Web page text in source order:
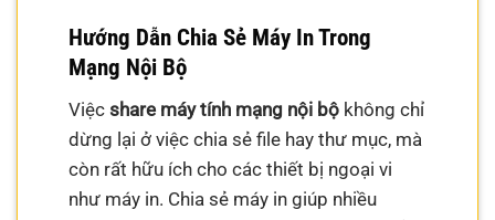
Hướng Dẫn Chia Sẻ Máy In Trong
Mạng Nội Bộ
Việcshare máy tính mạng nội bộ không chỉ
dừng lại ở việc chia sẻ file hay thư mục, mà
còn rất hữu ích cho các thiết bị ngoại vi
như máy in. Chia sẻ máy in giúp nhiều